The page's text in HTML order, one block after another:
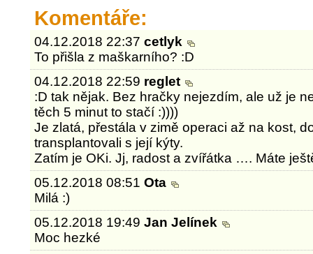
Komentáře:
04.12.2018 22:37cetlyk
To přišla z maškarního? :D
04.12.2018 22:59 reglet
:D tak nějak. Bez hračky nejezdím, ale už je
těch 5 minut to stačí :))))
Je zlatá, přestála v zimě operaci až na kost,
transplantovali s její kýty.
Zatím je OKi. Jj, radost a zvířátka …. Máte
05.12.2018 08:51Ota
Milá :)
05.12.2018 19:49Jan Jelínek
Moc hezké